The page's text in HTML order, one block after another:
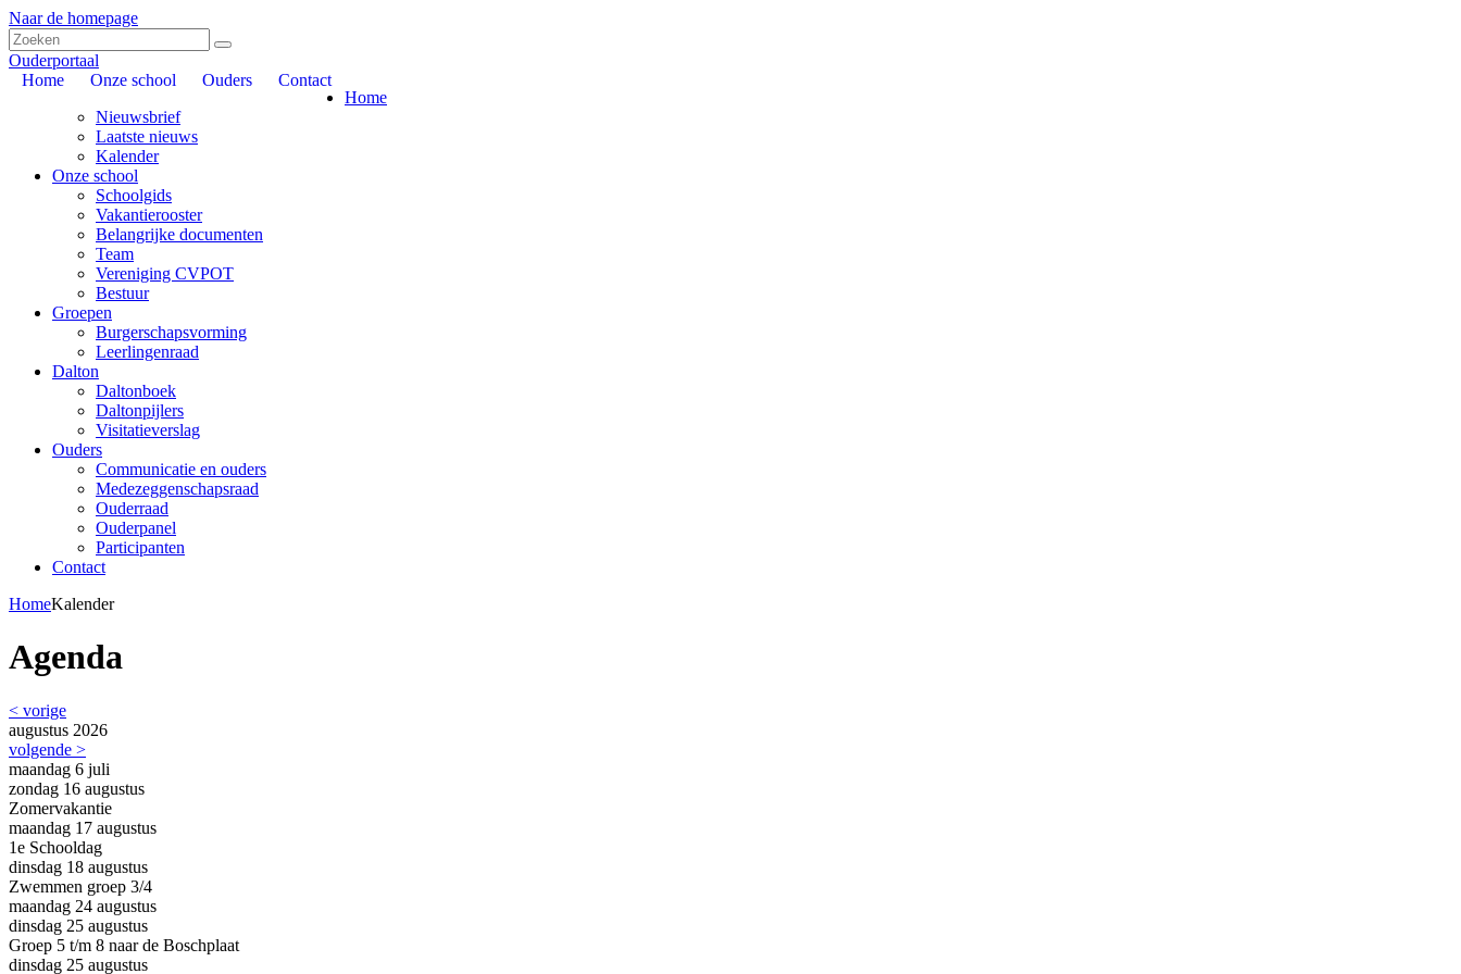
Naar de homepage
Ouderportaal
Home
Onze school Ouders
Contact
Home
Nieuwsbrief
Laatste nieuws
Kalender
Onze school
Schoolgids
Vakantierooster
Belangrijke documenten
Team
Vereniging CVPOT
Bestuur
Groepen
Burgerschapsvorming
Leerlingenraad
Dalton
Daltonboek
Daltonpijlers
Visitatieverslag
Ouders
Communicatie en ouders
Medezeggenschapsraad
Ouderraad
Ouderpanel
Participanten
Contact
HomeKalender
Agenda
< vorige
augustus 2026
volgende >
maandag 6 juli
zondag 16 augustus
Zomervakantie
maandag 17 augustus
1e Schooldag
dinsdag 18 augustus
Zwemmen groep 3/4
maandag 24 augustus
dinsdag 25 augustus
Groep 5 t/m 8 naar de Boschplaat
dinsdag 25 augustus